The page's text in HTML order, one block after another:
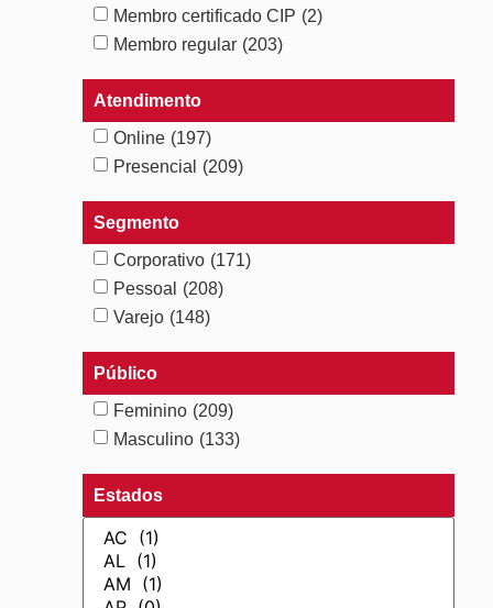
Membro certificado CIP (2)
Membro regular (203)
Atendimento
Online (197)
Presencial
(209)
Segmento
Corporativo (171)
Pessoal
(208)
Varejo (148)
Público
Feminino (209)
Masculino (133)
Estados